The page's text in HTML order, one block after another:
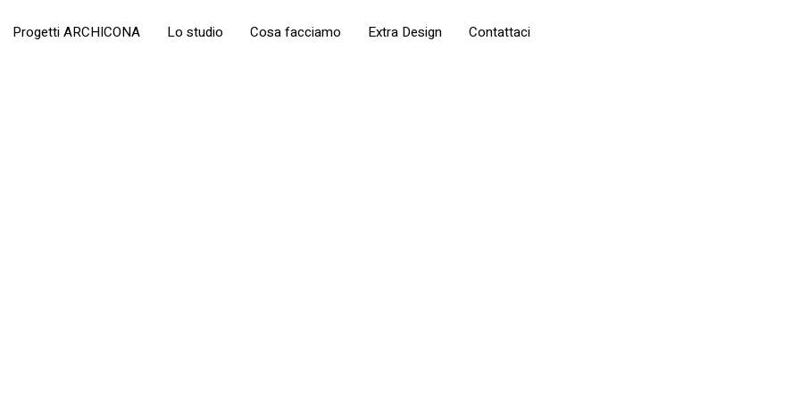
Progetti ARCHICONA Lo studio Cosa facciamo Extra Design Contattaci